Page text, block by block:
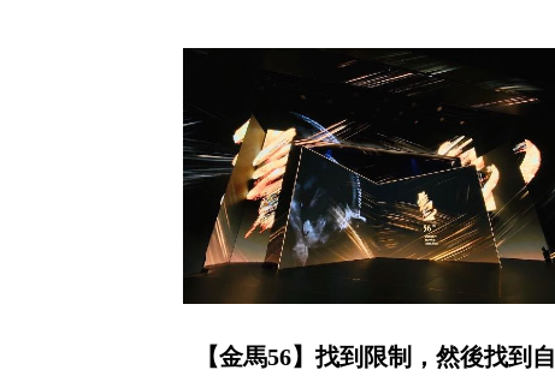
【金馬56】找到限制，然後找到自